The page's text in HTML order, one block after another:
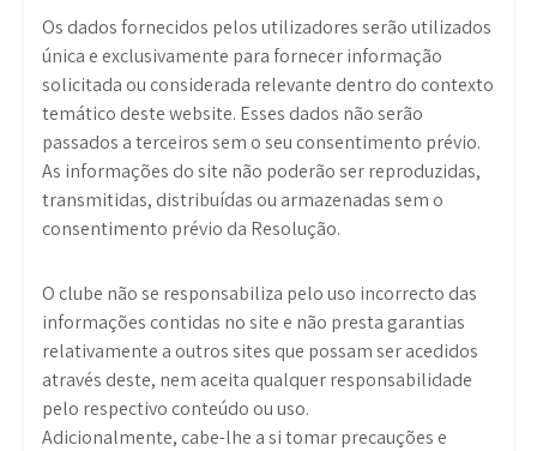
Os dados fornecidos pelos utilizadores serão utilizados
única e exclusivamente para fornecer informação
solicitada ou considerada relevante dentro do contexto
temático deste website. Esses dados não serão
passados a terceiros sem o seu consentimento prévio.
As informações do site não poderão ser reproduzidas,
transmitidas, distribuídas ou armazenadas sem o
consentimento prévio da Resolução.
O clube não se responsabiliza pelo uso incorrecto das
informações contidas no site e não presta garantias
relativamente a outros sites que possam ser acedidos
através deste, nem aceita qualquer responsabilidade
pelo respectivo conteúdo ou uso.
Adicionalmente, cabe-lhe a si tomar precauções e